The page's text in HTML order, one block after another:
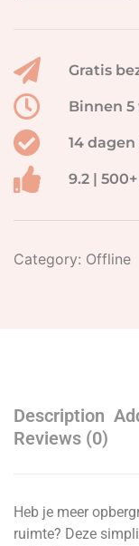
Gratis
Binnen
14
9.2 |
Category: Offline
Description
Reviews (0)
Heb je meer
ruimte? Deze